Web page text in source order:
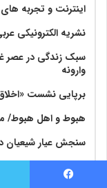
اینترنت و تجربه
نشریه الکترونیکی
سبک زندگی در عصر
وارونه
برپایی نشست
هبوط و اهل هبوط/
سنجش عیار شیعیان
«سنجش عیار شیعیان